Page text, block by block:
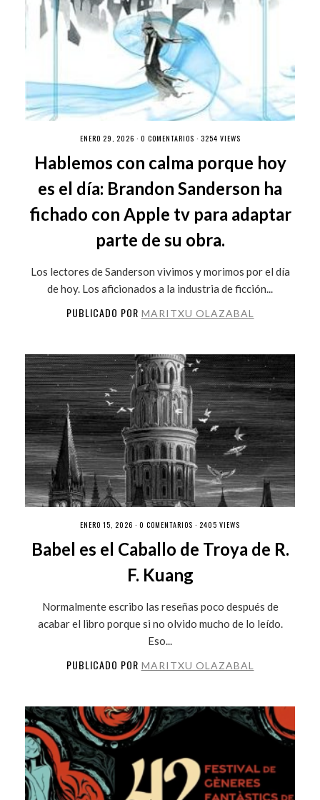
ENERO 29, 2026 · 0 COMENTARIOS · 3254 VIEWS
Hablemos con calma porque hoy
es el día: Brandon Sanderson ha
fichado con Apple tv para adaptar
parte de su obra.
Los lectores de Sanderson vivimos y morimos por el día
de hoy. Los aficionados a la industria de ficción...
PUBLICADO POR MARITXU OLAZABAL
ENERO 15, 2026 · 0 COMENTARIOS · 2405 VIEWS
Babel es el Caballo de Troya de R.
F. Kuang
Normalmente escribo las reseñas poco después de
acabar el libro porque si no olvido mucho de lo leído.
Eso...
PUBLICADO POR MARITXU OLAZABAL